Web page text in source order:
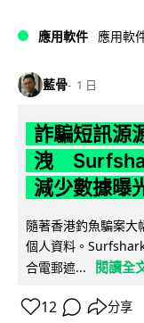
應用軟件 應用軟
藍骨 1 日
詐騙短訊源
洩
減少數據曝
隨著香港釣魚騙案大
個人資料。
合電郵遮...
閱讀全
12 分享